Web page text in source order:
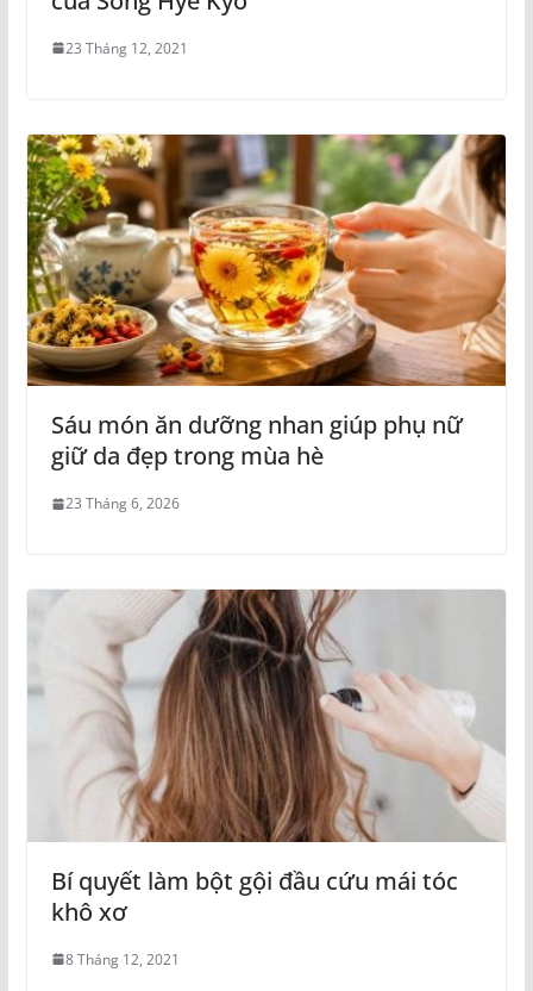
23 Tháng 12, 2021
Sáu món ăn dưỡng nhan giúp phụ nữ
giữ da đẹp trong mùa hè
23 Tháng 6, 2026
Bí quyết làm bột gội đầu cứu mái tóc
khô xơ
8 Tháng 12, 2021